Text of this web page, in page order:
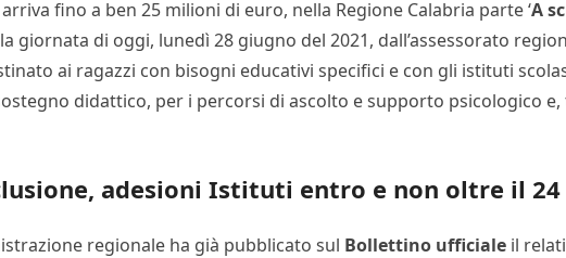
fino a ben 25 milioni di euro, nella Regione Calabria parte ‘A
giornata di oggi, lunedì 28 giugno del 2021, dall’assessorato
ai ragazzi con bisogni educativi specifici e con gli istituti
didattico, per i percorsi di ascolto e supporto psicologico
adesioni Istituti entro e non oltre il 24
regionale ha già pubblicato sul Bollettino ufficiale il